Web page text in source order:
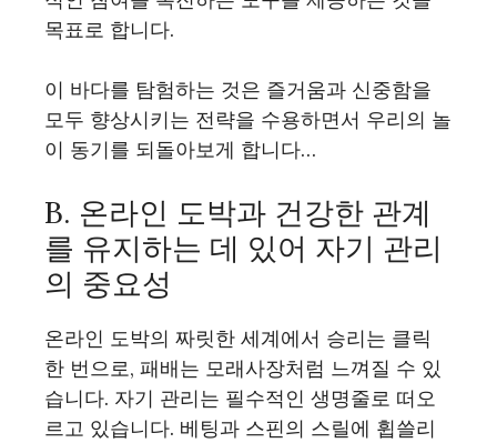
목표로 합니다.
이 바다를 탐험하는 것은 즐거움과 신중함을
모두 향상시키는 전략을 수용하면서 우리의 놀
이 동기를 되돌아보게 합니다…
B. 온라인 도박과 건강한 관계
를 유지하는 데 있어 자기 관리
의 중요성
온라인 도박의 짜릿한 세계에서 승리는 클릭
한 번으로, 패배는 모래사장처럼 느껴질 수 있
습니다. 자기 관리는 필수적인 생명줄로 떠오
르고 있습니다. 베팅과 스핀의 스릴에 휩쓸리